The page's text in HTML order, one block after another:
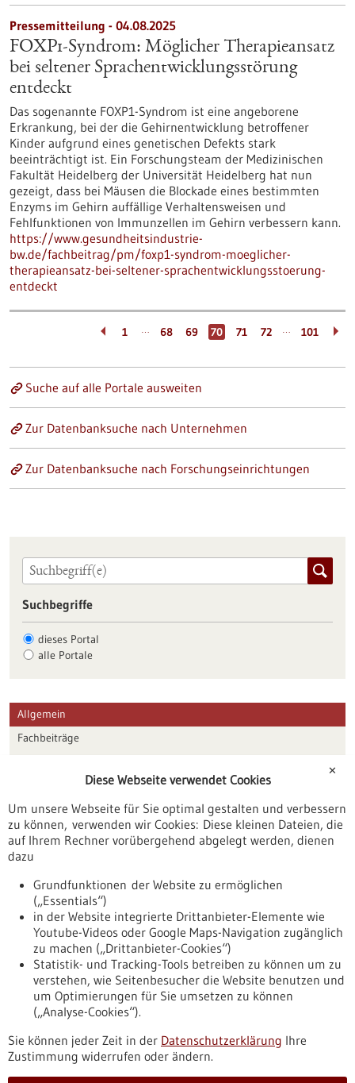
Pressemitteilung - 04.08.2025
FOXP1-Syndrom: Möglicher Therapieansatz
bei seltener Sprachentwicklungsstörung
entdeckt
Das sogenannte FOXP1-Syndrom ist eine angeborene
Erkrankung, bei der die Gehirnentwicklung betroffener
Kinder aufgrund eines genetischen Defekts stark
beeinträchtigt ist. Ein Forschungsteam der Medizinischen
Fakultät Heidelberg der Universität Heidelberg hat nun
gezeigt, dass bei Mäusen die Blockade eines bestimmten
Enzyms im Gehirn auffällige Verhaltensweisen und
Fehlfunktionen von Immunzellen im Gehirn verbessern kann.
https://www.gesundheitsindustrie-
bw.de/fachbeitrag/pm/foxp1-syndrom-moeglicher-
therapieansatz-bei-seltener-sprachentwicklungsstoerung-
entdeckt
1 … 68 69 70 71 72 … 101
Suche auf alle Portale ausweiten
Zur Datenbanksuche nach Unternehmen
Zur Datenbanksuche nach Forschungseinrichtungen
Suchbegriffe
dieses Portal
alle Portale
Allgemein
Fachbeiträge
Veranstaltungen
Erscheinungsdatum
Nach oben
Informiert bleiben
Newsletter abonnieren
✕
Diese Webseite verwendet Cookies
Um unsere Webseite für Sie optimal gestalten und verbessern
zu können, verwenden wir Cookies: Diese kleinen Dateien, die
auf Ihrem Rechner vorübergehend abgelegt werden, dienen
dazu
Grundfunktionen der Website zu ermöglichen
(„Essentials“)
in der Website integrierte Drittanbieter-Elemente wie
Youtube-Videos oder Google Maps-Navigation zugänglich
zu machen („Drittanbieter-Cookies“)
Statistik- und Tracking-Tools betreiben zu können um zu
verstehen, wie Seitenbesucher die Website benutzen und
um Optimierungen für Sie umsetzen zu können
(„Analyse-Cookies“).
Sie können jeder Zeit in der Datenschutzerklärung Ihre
Zustimmung widerrufen oder ändern.